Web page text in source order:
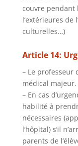
couvre pendant
l’extérieures de
culturelles…)
Article 14:
– Le professeur
médical majeur.
– En cas
habilité à
nécessaires
l’hôpital) s’il
parents de